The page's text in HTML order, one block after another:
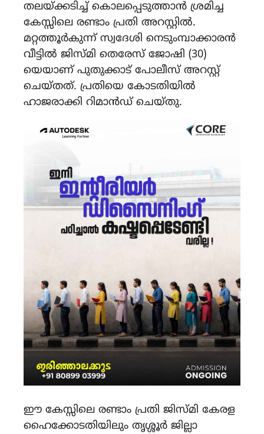
തലയ്ക്കടിച്ച് കൊലപ്പെടുത്താൻ ശ്രമിച്ച
കേസ്സിലെ രണ്ടാം പ്രതി അറസ്റ്റിൽ.
മറ്റത്തൂർകുന്ന് സ്വദേശി നെടുംമ്പാക്കാരൻ
വീട്ടിൽ ജിസ്മി തെരേസ് ജോഷി (30)
യെയാണ് പുതുക്കാട് പോലീസ് അറസ്റ്റ്
ചെയ്തത്. പ്രതിയെ കോടതിയിൽ
ഹാജരാക്കി റിമാൻഡ് ചെയ്തു.
ഈ കേസ്സിലെ രണ്ടാം പ്രതി ജിസ്മി കേരള
ഹൈക്കോടതിയിലും തൃശ്ശൂർ ജില്ലാ